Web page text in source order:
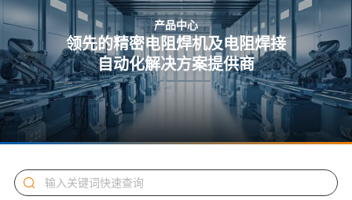
产品中心
领先的精密电阻焊机及电阻焊接
自动化解决方案提供商